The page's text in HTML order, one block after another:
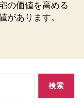
の価値を高める
があります。